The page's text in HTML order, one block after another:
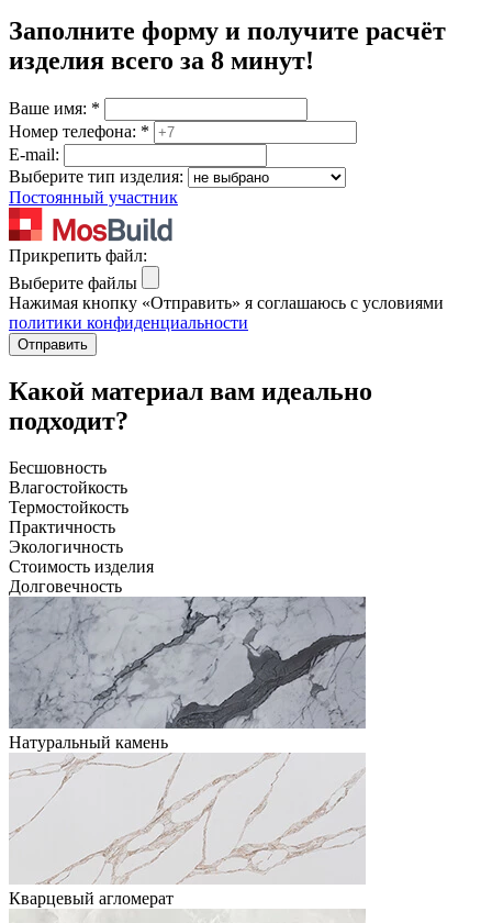
Заполните форму и получите расчёт
изделия всего за 8 минут!
Ваше имя: *
Номер телефона: *
E-mail:
Выберите тип изделия:
Постоянный участник
Прикрепить файл:
Выберите файлы
Нажимая кнопку «Отправить» я соглашаюсь с условиями
политики конфиденциальности
Отправить
Какой материал вам идеально
подходит?
Бесшовность
Влагостойкость
Термостойкость
Практичность
Экологичность
Стоимость изделия
Долговечность
Натуральный камень
Кварцевый агломерат